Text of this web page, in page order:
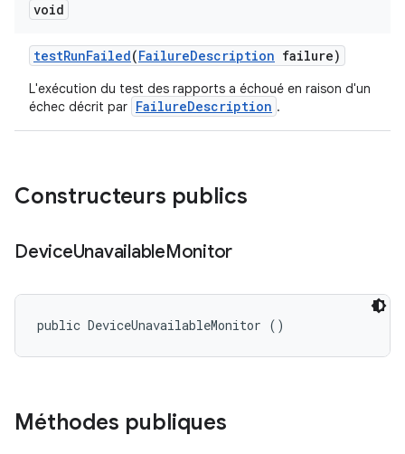
void
testRunFailed(FailureDescription failure)
L'exécution du test des rapports a échoué en raison d'un
échec décrit par FailureDescription .
Constructeurs publics
DeviceUnavailableMonitor
public DeviceUnavailableMonitor ()
Méthodes publiques